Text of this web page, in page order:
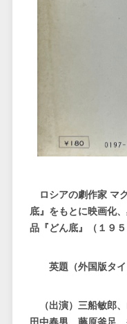
ロシアの劇作家 マ
底』をもとに映画化
品『どん底』（１９５
英題（外国版タイ
（出演）三船敏郎、